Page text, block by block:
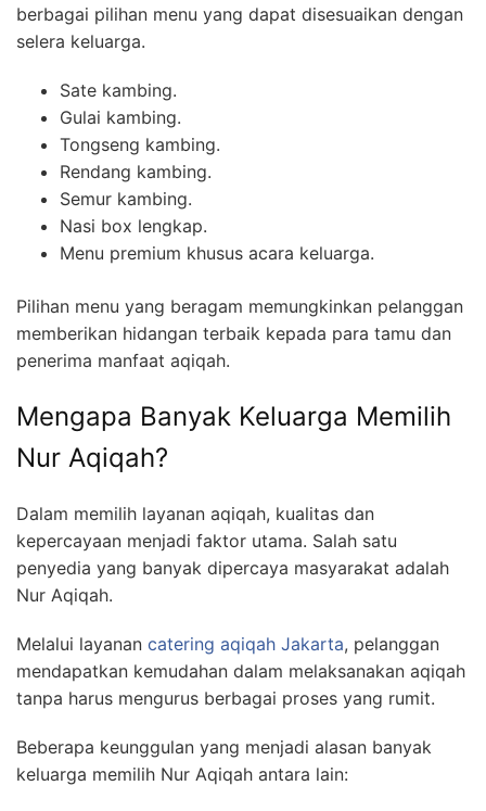
berbagai pilihan menu yang dapat disesuaikan dengan
selera keluarga.
Sate kambing.
Gulai kambing.
Tongseng kambing.
Rendang kambing.
Semur kambing.
Nasi box lengkap.
Menu premium khusus acara keluarga.
Pilihan menu yang beragam memungkinkan pelanggan
memberikan hidangan terbaik kepada para tamu dan
penerima manfaat aqiqah.
Mengapa Banyak Keluarga Memilih
Nur Aqiqah?
Dalam memilih layanan aqiqah, kualitas dan
kepercayaan menjadi faktor utama. Salah satu
penyedia yang banyak dipercaya masyarakat adalah
Nur Aqiqah.
Melalui layanan catering aqiqah Jakarta, pelanggan
mendapatkan kemudahan dalam melaksanakan aqiqah
tanpa harus mengurus berbagai proses yang rumit.
Beberapa keunggulan yang menjadi alasan banyak
keluarga memilih Nur Aqiqah antara lain: